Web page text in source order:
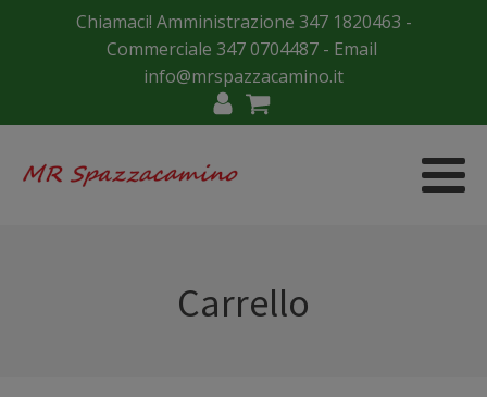
Chiamaci! Amministrazione 347 1820463 -
Commerciale 347 0704487- Email
info@mrspazzacamino.it
Carrello